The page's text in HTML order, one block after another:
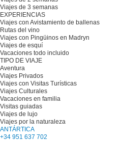
Viajes de 3 semanas
EXPERIENCIAS
Viajes con Avistamiento de ballenas
Rutas del vino
Viajes con Pingüinos en Madryn
Viajes de esquí
Vacaciones todo incluido
TIPO DE VIAJE
Aventura
Viajes Privados
Viajes con Visitas Turísticas
Viajes Culturales
Vacaciones en familia
Visitas guiadas
Viajes de lujo
Viajes por la naturaleza
ANTÁRTICA
+34 951 637 702